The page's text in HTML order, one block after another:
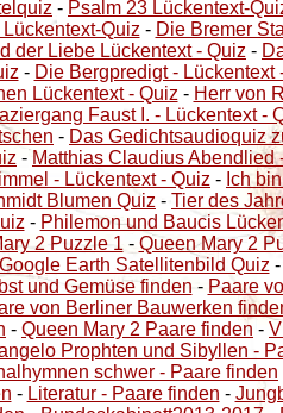
- Psalm 23 Lückentext-
Quiz - Die Bremer
der Liebe Lückentext - Quiz -
- Die Bergpredigt - Lückentext
Lückentext - Quiz - Herr von
Faust I. - Lückentext -
- Das Gedichtsaudioquiz
- Matthias Claudius Abendlied
- Lückentext - Quiz - Ich
Blumen Quiz - Tier des
- Philemon und Baucis
2 Puzzle 1 - Queen Mary 2
Google Earth Satellitenbild Quiz
und Gemüse finden - Paare
von Berliner Bauwerken
- Queen Mary 2 Paare finden -
Prophten und Sibyllen -
schwer - Paare finden
- Literatur - Paare finden -